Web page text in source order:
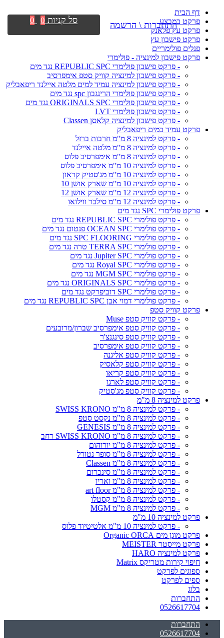
דף הבית
פרקט במבצע
פרקט עץ פלאנק
פרקט פישבון עץ
פנלים פולימריים
פרקט פישבון למינציה - פולימרי
- פרקט פישבון פולימרי REPUBLIC SPC נגד מים
- פרקט פישבון למינציה קוויק סטפ אימפרסיב
- פרקט פישבון למינציה עמיד למים מלטה איילנד ריפאבליק
- פרקט פישבון פולימרי הרינגבון spc נגד מים
- פרקט פישבון פולימרי ORIGINALS SPC נגד מים
- פרקט פישבון פולימרי LVT
- פרקט פישבון למינציה קלאסן Classen
פרקט עמיד במים ריפאבליק
- פרקט למינציה 8 מ"מ חרבות ברזל
- פרקט למינציה 8 מ"מ מלטה איילנד
- פרקט למינציה 8 מ"מ אימפרסיב פלוס
- פרקט למינציה 10 מ"מ אימפרסיב פלוס
- פרקט למינציה 10 מ"מ מג'סטיק קראון
- פרקט למינציה 10 מ"מ שארק אושן 10
- פרקט למינציה 12 מ"מ שארק אושן 12
- פרקט למינציה 12 מ"מ סילבר ווילואו
פרקט פולימרי SPC נגד מים
- פרקט פולימרי REPUBLIC SPC נגד מים
- פרקט פולימרי OCEAN SPC פנטום נגד מים
- פרקט פולימרי SPC FLOORING נגד מים
- פרקט פולימרי TERRA SPC טרה נגד מים
- פרקט פולימרי Jupiter SPC נגד מים
- פרקט פולימרי Royal SPC נגד מים
- פרקט פולימרי MGM SPC נגד מים
- פרקט פולימרי ORIGINALS SPC נגד מים
- פרקט פולימרי SPC דוביפרקט נגד מים
- פרקט פולימרי דמוי אבן REPUBLIC SPC נגד מים
פרקט קוויק סטפ
- פרקט קוויק סטפ Muse
- פרקט קוויק סטפ אימפרסיב שברון/מרובעים
- פרקט קוויק סטפ סינגנצ'ר
- פרקט קוויק סטפ אימפרסיב
- פרקט קוויק סטפ אליגנה
- פרקט קוויק סטפ קלאסיק
- פרקט קוויק סטפ קריאו
- פרקט קוויק סטפ לארגו
- פרקט קוויק סטפ מג'סטיק
פרקט למינציה 8 מ"מ
- פרקט למינציה 8 מ"מ SWISS KRONO
- פרקט למינציה 8 מ"מ נקסט סטפ
- פרקט למינציה 8 מ"מ GENESIS
- פרקט למינציה 8 מ"מ SWISS KRONO רחב
- פרקט למינציה 8 מ"מ יורוהום
- פרקט למינציה 8 מ"מ סופר נטורל
- פרקט למינציה 8 מ"מ Classen
- פרקט למינציה 8 מ"מ סינכרום
- פרקט למינציה 8 מ"מ ואריו
- פרקט למינציה 8 מ"מ art floor
- פרקט למינציה 8 מ"מ קסטלו
- פרקט למינציה 8 מ"מ MGM
פרקט למינציה 10 מ"מ
- פרקט למינציה 10 מ"מ אלטיטיוד פלוס
פרקט מוגן מים Organic ORCA
פרקט מייסטר MEISTER
פרקט למינציה HARO
חיפוי קירות מטריקס Matrix
ספוגים לפרקט
ספים לפרקט
בלוג
התחברות
0526617704
התחברות
0526617704
התחברות \ הרשמה סל קניות 0
0